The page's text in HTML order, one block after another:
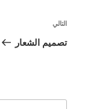
التالي
تصميم الشعار